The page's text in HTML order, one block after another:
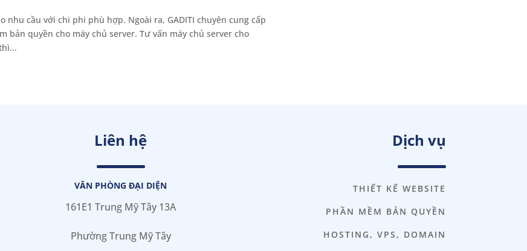
nhu cầu với chi phi phù hợp. Ngoài ra, GADITI chuyên cung cấp
bản quyền cho máy chủ server. Tư vấn máy chủ server cho
Liên hệ
VĂN PHÒNG ĐẠI DIỆN
161E1 Trung Mỹ Tây 13A
Phường Trung Mỹ Tây
Dịch vụ
THIẾT KẾ WEBSITE
PHẦN MỀM BẢN QUYỀN
HOSTING, VPS, DOMAIN